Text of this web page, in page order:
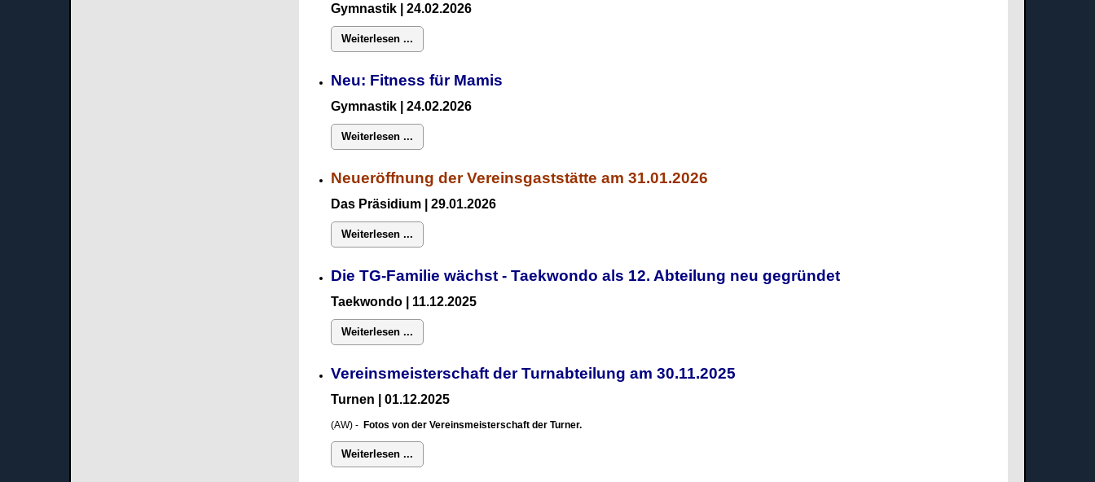
Gymnastik | 24.02.2026
Weiterlesen ...
Neu: Fitness für Mamis
Gymnastik | 24.02.2026
Weiterlesen ...
Neueröffnung der Vereinsgaststätte am 31.01.2026
Das Präsidium | 29.01.2026
Weiterlesen ...
Die TG-Familie wächst - Taekwondo als 12. Abteilung neu gegründet
Taekwondo | 11.12.2025
Weiterlesen ...
Vereinsmeisterschaft der Turnabteilung am 30.11.2025
Turnen | 01.12.2025
(AW) -Fotos von der Vereinsmeisterschaft der Turner.
Weiterlesen ...